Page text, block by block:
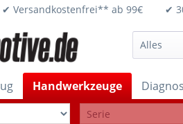
Versandkostenfrei** ab 99€ ✔
Handwerkzeuge